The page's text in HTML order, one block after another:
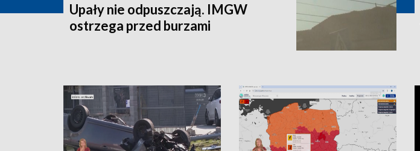
Upały nie odpuszczają. IMGW
ostrzega przed burzami